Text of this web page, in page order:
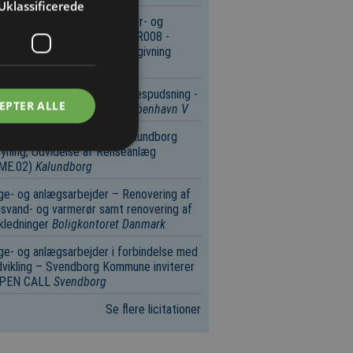
, konstruktions-, ingeniør- og
– DT-PV.R008 -
om naturfaglig rådgivning
V
– Rengøring og vinduespudsning -
Strandparken
København V
og anlægsarbejder – Kalundborg
Udvidelse af Renseanlæg
Kalundborg
og anlægsarbejder – Renovering af
og varmerør samt renovering af
Boligkontoret Danmark
og anlægsarbejder i forbindelse med
– Svendborg Kommune inviterer
CALL Svendborg
Se flere licitationer
ALLE